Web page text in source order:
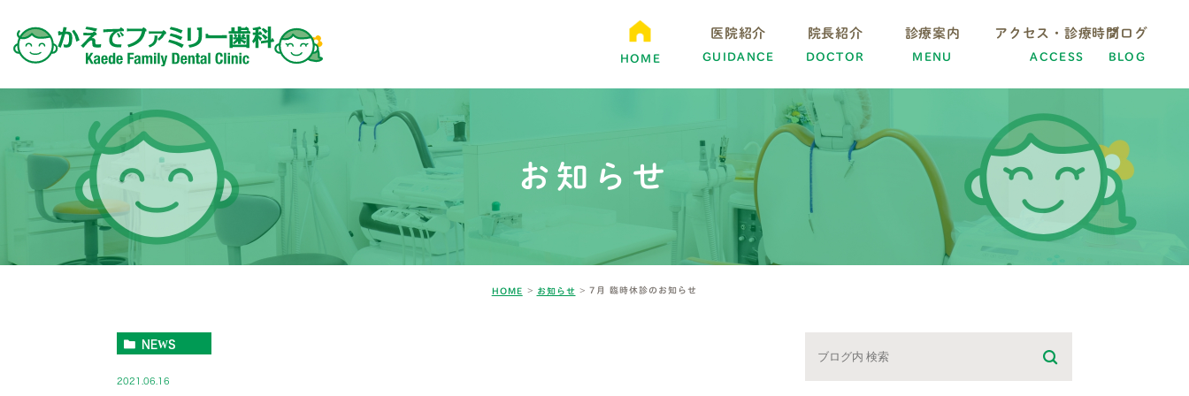
HOME
医院紹介
GUIDANCE
院長紹介
DOCTOR
診療案内
MENU
アクセス・診療時間
ACCESS
ブログ
BLOG
お知らせ
HOME お知らせ 7月 臨時休診のお知らせ
NEWS
2021.06.16